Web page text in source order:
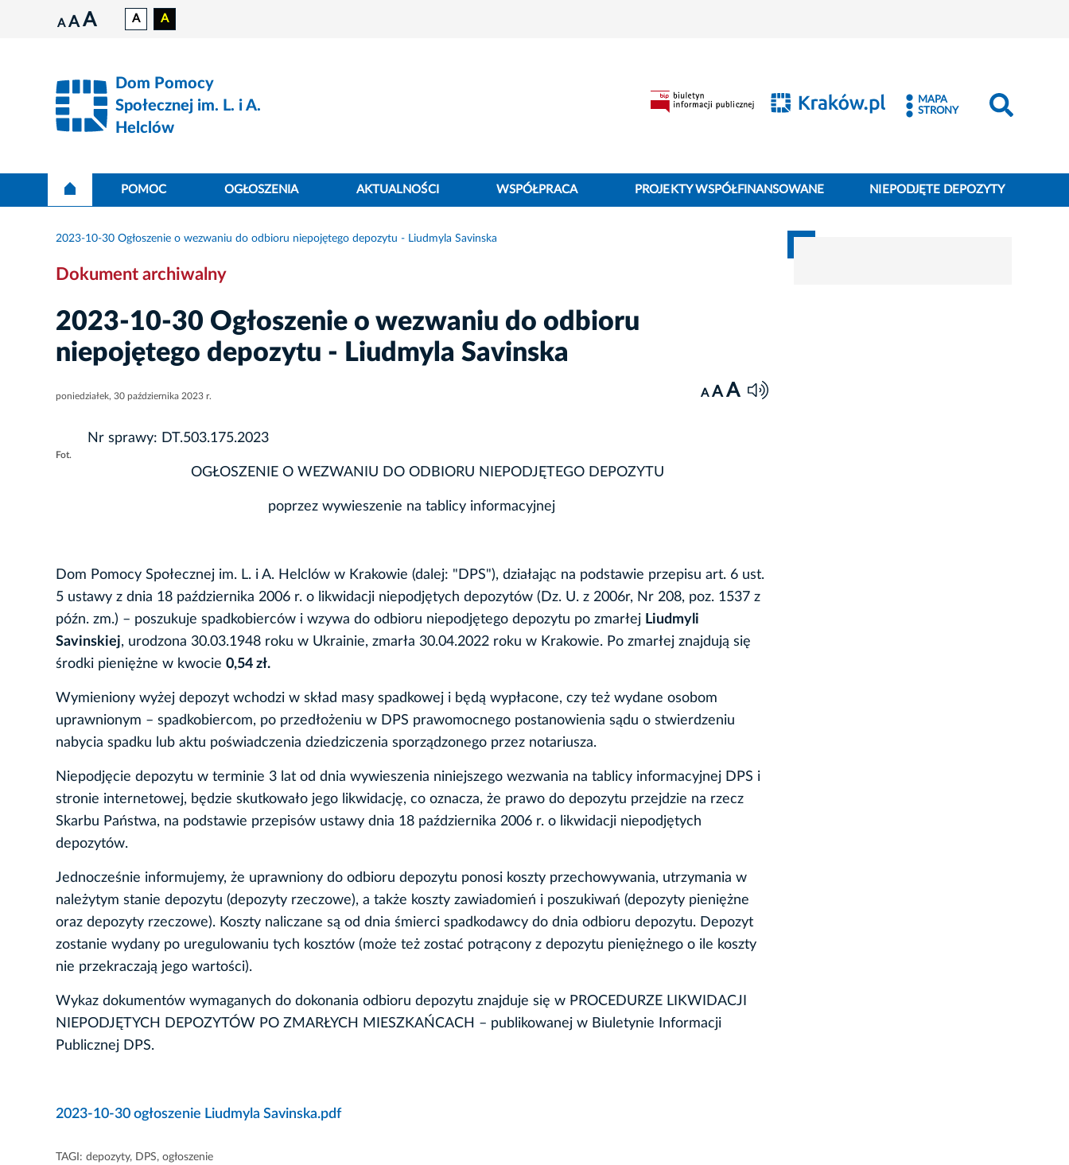
A A A A A
Dom Pomocy
Społecznej im. L. i A.
Helclów
MAPA
STRONY
POMOC OGŁOSZENIA AKTUALNOŚCI WSPÓŁPRACA PROJEKTY WSPÓŁFINANSOWANE NIEPODJĘTE DEPOZYTY
2023-10-30 Ogłoszenie o wezwaniu do odbioru niepojętego depozytu - Liudmyla Savinska
Dokument archiwalny
2023-10-30 Ogłoszenie o wezwaniu do odbioru
niepojętego depozytu - Liudmyla Savinska
poniedziałek, 30 października 2023 r. A A A
Fot.
Nr sprawy: DT.503.175.2023
OGŁOSZENIE O WEZWANIU DO ODBIORU NIEPODJĘTEGO DEPOZYTU
poprzez wywieszenie na tablicy informacyjnej
Dom Pomocy Społecznej im. L. i A. Helclów w Krakowie (dalej: "DPS"), działając na podstawie przepisu art. 6 ust.
5 ustawy z dnia 18 października 2006 r. o likwidacji niepodjętych depozytów (Dz. U. z 2006r, Nr 208, poz. 1537 z
późn. zm.) – poszukuje spadkobierców i wzywa do odbioru niepodjętego depozytu po zmarłej Liudmyli
Savinskiej, urodzona 30.03.1948 roku w Ukrainie, zmarła 30.04.2022 roku w Krakowie. Po zmarłej znajdują się
środki pieniężne w kwocie 0,54 zł.
Wymieniony wyżej depozyt wchodzi w skład masy spadkowej i będą wypłacone, czy też wydane osobom
uprawnionym – spadkobiercom, po przedłożeniu w DPS prawomocnego postanowienia sądu o stwierdzeniu
nabycia spadku lub aktu poświadczenia dziedziczenia sporządzonego przez notariusza.
Niepodjęcie depozytu w terminie 3 lat od dnia wywieszenia niniejszego wezwania na tablicy informacyjnej DPS i
stronie internetowej, będzie skutkowało jego likwidację, co oznacza, że prawo do depozytu przejdzie na rzecz
Skarbu Państwa, na podstawie przepisów ustawy dnia 18 października 2006 r. o likwidacji niepodjętych
depozytów.
Jednocześnie informujemy, że uprawniony do odbioru depozytu ponosi koszty przechowywania, utrzymania w
należytym stanie depozytu (depozyty rzeczowe), a także koszty zawiadomień i poszukiwań (depozyty pieniężne
oraz depozyty rzeczowe). Koszty naliczane są od dnia śmierci spadkodawcy do dnia odbioru depozytu. Depozyt
zostanie wydany po uregulowaniu tych kosztów (może też zostać potrącony z depozytu pieniężnego o ile koszty
nie przekraczają jego wartości).
Wykaz dokumentów wymaganych do dokonania odbioru depozytu znajduje się w PROCEDURZE LIKWIDACJI
NIEPODJĘTYCH DEPOZYTÓW PO ZMARŁYCH MIESZKAŃCACH – publikowanej w Biuletynie Informacji
Publicznej DPS.
2023-10-30 ogłoszenie Liudmyla Savinska.pdf
TAGI: depozyty, DPS, ogłoszenie